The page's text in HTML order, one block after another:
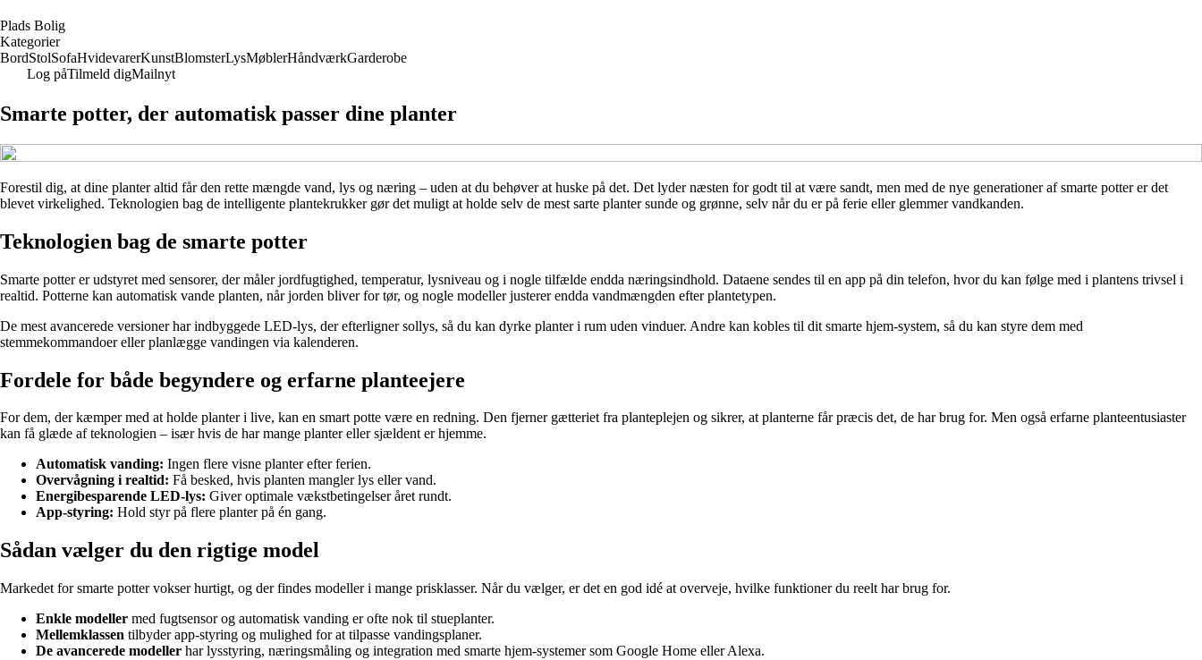
Plads Bolig
Kategorier
BordStolSofaHvidevarerKunstBlomsterLysMøblerHåndværkGarderobe
Log påTilmeld digMailnyt
Smarte potter, der automatisk passer dine planter
Forestil dig, at dine planter altid får den rette mængde vand, lys og næring – uden at du behøver at huske på det. Det lyder næsten for godt til at være sandt, men med de nye generationer af smarte potter er det
blevet virkelighed. Teknologien bag de intelligente plantekrukker gør det muligt at holde selv de mest sarte planter sunde og grønne, selv når du er på ferie eller glemmer vandkanden.
Teknologien bag de smarte potter
Smarte potter er udstyret med sensorer, der måler jordfugtighed, temperatur, lysniveau og i nogle tilfælde endda næringsindhold. Dataene sendes til en app på din telefon, hvor du kan følge med i plantens trivsel i
realtid. Potterne kan automatisk vande planten, når jorden bliver for tør, og nogle modeller justerer endda vandmængden efter plantetypen.
De mest avancerede versioner har indbyggede LED-lys, der efterligner sollys, så du kan dyrke planter i rum uden vinduer. Andre kan kobles til dit smarte hjem-system, så du kan styre dem med
stemmekommandoer eller planlægge vandingen via kalenderen.
Fordele for både begyndere og erfarne planteejere
For dem, der kæmper med at holde planter i live, kan en smart potte være en redning. Den fjerner gætteriet fra planteplejen og sikrer, at planterne får præcis det, de har brug for. Men også erfarne planteentusiaster
kan få glæde af teknologien – især hvis de har mange planter eller sjældent er hjemme.
Automatisk vanding: Ingen flere visne planter efter ferien.
Overvågning i realtid: Få besked, hvis planten mangler lys eller vand.
Energibesparende LED-lys: Giver optimale vækstbetingelser året rundt.
App-styring: Hold styr på flere planter på én gang.
Sådan vælger du den rigtige model
Markedet for smarte potter vokser hurtigt, og der findes modeller i mange prisklasser. Når du vælger, er det en god idé at overveje, hvilke funktioner du reelt har brug for.
Enkle modeller med fugtsensor og automatisk vanding er ofte nok til stueplanter.
Mellemklassen tilbyder app-styring og mulighed for at tilpasse vandingsplaner.
De avancerede modeller har lysstyring, næringsmåling og integration med smarte hjem-systemer som Google Home eller Alexa.